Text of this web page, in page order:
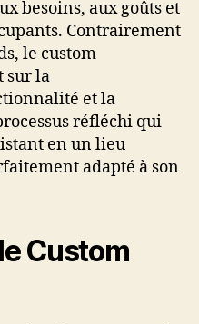
besoins, aux goûts et
Contrairement
le custom
sur la
et la
réfléchi qui
en un lieu
adapté à son
Custom